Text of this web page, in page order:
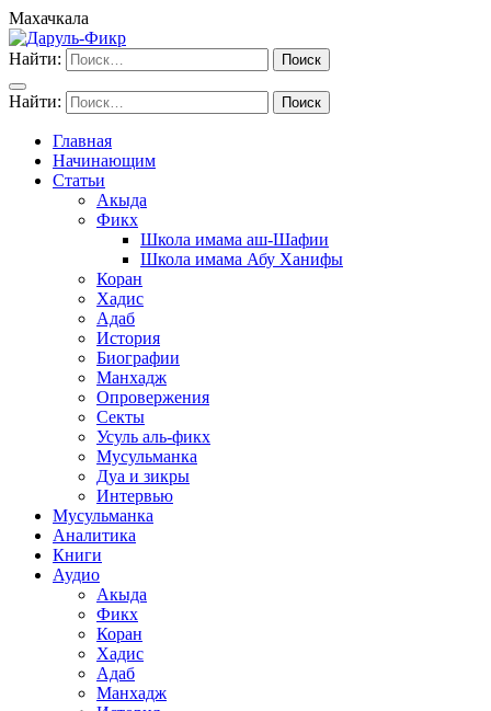
Махачкала
Найти:
Найти:
Главная
Начинающим
Статьи
Акыда
Фикх
Школа имама аш-Шафии
Школа имама Абу Ханифы
Коран
Хадис
Адаб
История
Биографии
Манхадж
Опровержения
Секты
Усуль аль-фикх
Мусульманка
Дуа и зикры
Интервью
Мусульманка
Аналитика
Книги
Аудио
Акыда
Фикх
Коран
Хадис
Адаб
Манхадж